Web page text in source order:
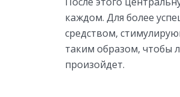
каждом. Для более
средством,
таким образом, чтобы
произойдет.